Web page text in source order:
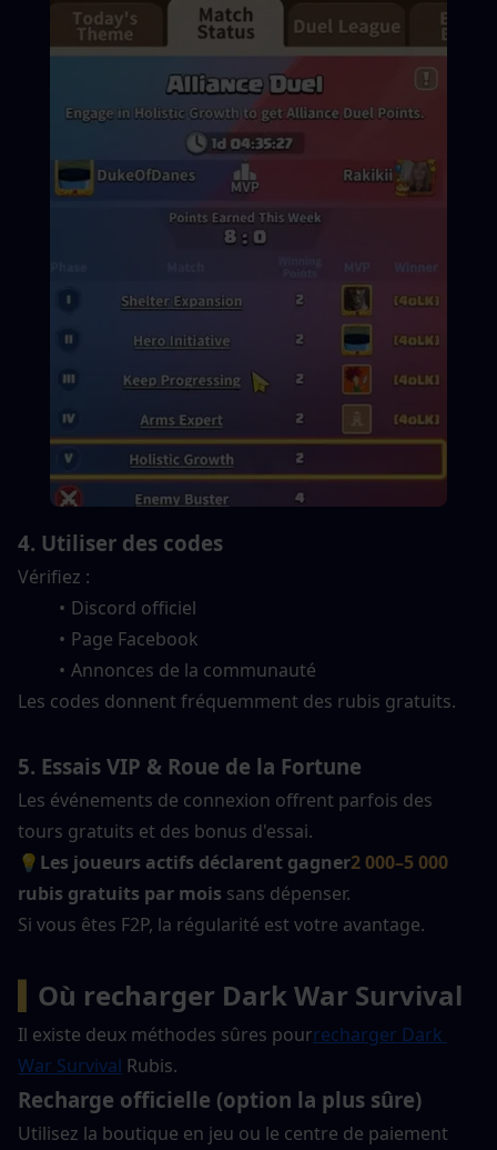
4. Utiliser des codes
Vérifiez :
Discord officiel
Page Facebook
Annonces de la communauté
Les codes donnent fréquemment des rubis gratuits.
5. Essais VIP & Roue de la Fortune
Les événements de connexion offrent parfois des
tours gratuits et des bonus d'essai.
💡 Les joueurs actifs déclarent gagner2 000–5 000
rubis gratuits par mois sans dépenser.
Si vous êtes F2P, la régularité est votre avantage.
Où recharger Dark War Survival
Il existe deux méthodes sûres pourrecharger Dark
War Survival Rubis.
Recharge officielle (option la plus sûre)
Utilisez la boutique en jeu ou le centre de paiement